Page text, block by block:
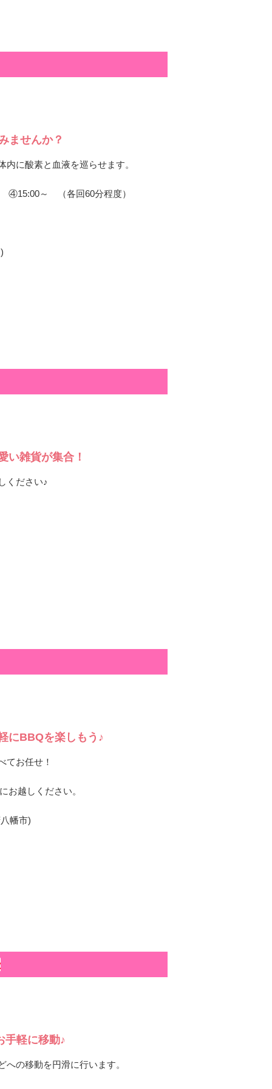
ませんか？
に酸素と血液を巡らせます。
～ （各回60分程度）
い雑貨が集合！
ください♪
にBBQを楽しもう♪
てお任せ！
越しください。
幡市)
手軽に移動♪
の移動を円滑に行います。